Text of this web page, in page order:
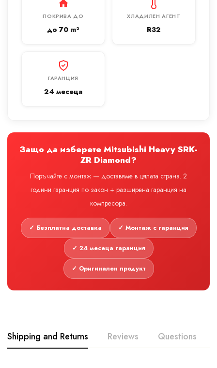
ПОКРИВА ДО
до 70 m²
ХЛАДИЛЕН АГЕНТ
R32
ГАРАНЦИЯ
24 месеца
Защо да изберете Mitsubishi Heavy SRK-
ZR Diamond?
Поръчайте с монтаж — доставяме в цялата страна. 2
години гаранция по закон + разширена гаранция на
компресора.
✓ Безплатна доставка ✓ Монтаж с гаранция
✓ 24 месеца гаранция
✓ Оригинален продукт
Shipping and Returns Reviews Questions